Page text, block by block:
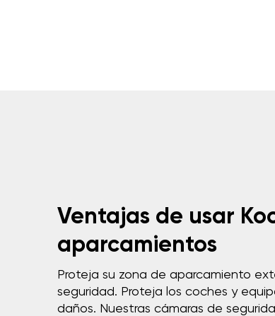
Ventajas de usar
aparcamientos
Proteja su zona de aparcamiento
seguridad. Proteja los coches y
daños. Nuestras cámaras de